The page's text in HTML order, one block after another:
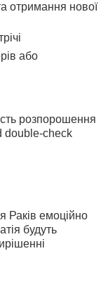
отримання нової
або
розпорошення
double-check
Раків емоційно
будуть